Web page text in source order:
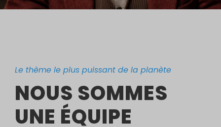
Le thème le plus puissant de la planète
NOUS SOMMES
UNE ÉQUIPE